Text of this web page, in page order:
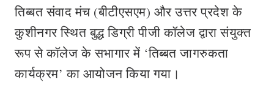
तिब्बत संवाद मंच (बीटीएसएम) और उत्तर प्रदेश के
कुशीनगर स्थित बुद्ध डिग्री पीजी कॉलेज द्वारा संयुक्त
रूप से कॉलेज के सभागार में ‘तिब्बत जागरुकता
कार्यक्रम’ का आयोजन किया गया।